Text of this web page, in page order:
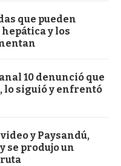
que pueden
y los
10 denunció que
lo siguió y enfrentó
y Paysandú,
se produjo un